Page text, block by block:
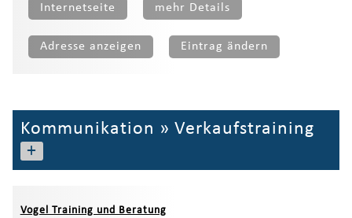
Internetseite mehr Details
Adresse anzeigen Eintrag ändern
Kommunikation » Verkaufstraining
+
Vogel Training und Beratung